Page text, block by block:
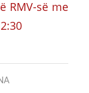
RMV-së me